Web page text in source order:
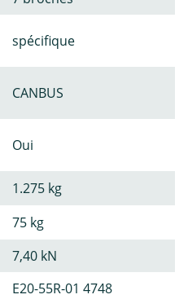
spécifique
CANBUS
Oui
1.275 kg
75 kg
7,40 kN
E20-55R-01 4748